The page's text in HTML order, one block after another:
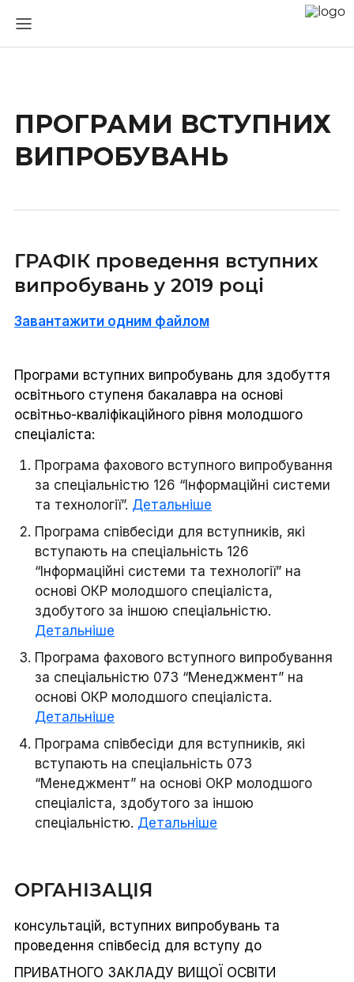
ПРОГРАМИ ВСТУПНИХ
ВИПРОБУВАНЬ
ГРАФІК проведення вступних
випробувань у 2019 році
Завантажити одним файлом
Програми вступних випробувань для здобуття
освітнього ступеня бакалавра на основі
освітньо-кваліфікаційного рівня молодшого
спеціаліста:
Програма фахового вступного випробування
за спеціальністю 126 “Інформаційні системи
та технології”. Детальніше
Програма співбесіди для вступників, які
вступають на спеціальність 126
“Інформаційні системи та технології” на
основі ОКР молодшого спеціаліста,
здобутого за іншою спеціальністю.
Детальніше
Програма фахового вступного випробування
за спеціальністю 073 “Менеджмент” на
основі ОКР молодшого спеціаліста.
Детальніше
Програма співбесіди для вступників, які
вступають на спеціальність 073
“Менеджмент” на основі ОКР молодшого
спеціаліста, здобутого за іншою
спеціальністю. Детальніше
ОРГАНІЗАЦІЯ
консультацій, вступних випробувань та
проведення співбесід для вступу до
ПРИВАТНОГО ЗАКЛАДУ ВИЩОЇ ОСВІТИ